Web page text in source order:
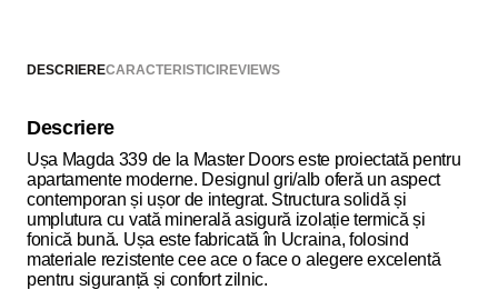
DESCRIERECARACTERISTICI REVIEWS
Descriere
Ușa Magda 339 de la Master Doors este proiectată pentru
apartamente moderne. Designul gri/alb oferă un aspect
contemporan și ușor de integrat. Structura solidă și
umplutura cu vată minerală asigură izolație termică și
fonică bună. Ușa este fabricată în Ucraina, folosind
materiale rezistente cee ace o face o alegere excelentă
pentru siguranță și confort zilnic.